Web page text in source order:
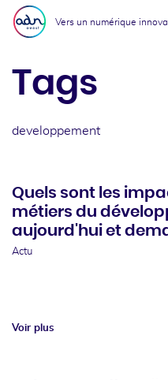
Aller au menu
Aller au contenu
Vers un numérique
Tags
developpement
Quels sont les
métiers du
aujourd'hui et
Actu
Voir plus